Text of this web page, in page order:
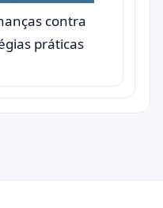
contra
práticas